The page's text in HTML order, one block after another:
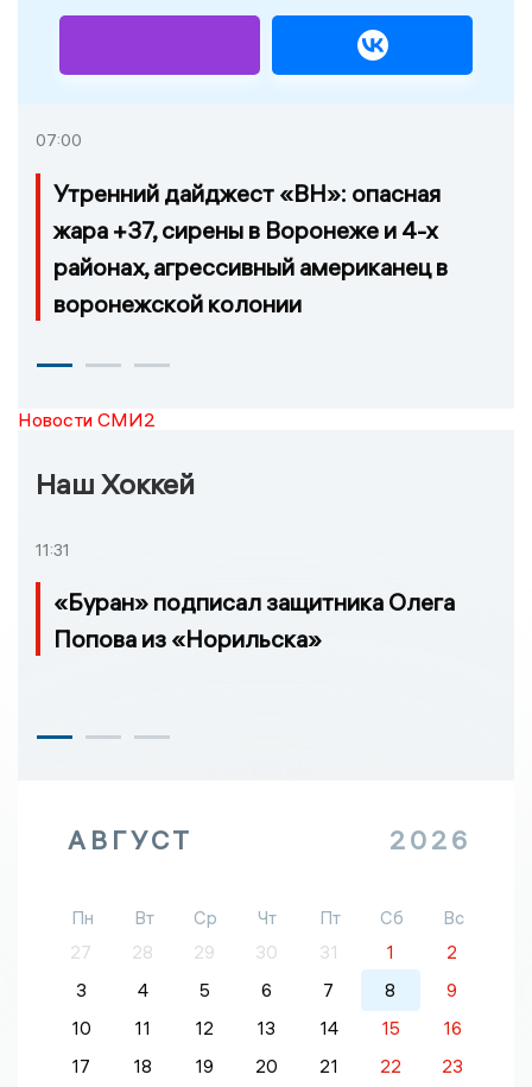
07:00
Утренний дайджест «ВН»: опасная
жара +37, сирены в Воронеже и 4-х
районах, агрессивный американец в
воронежской колонии
Новости СМИ2
Наш Хоккей
11:31
«Буран» подписал защитника Олега
Попова из «Норильска»
АВГУСТ 2026
Пн Вт Ср Чт Пт Сб
Вс
27
28 29 30 31 1
2
3
4 5 6 7 8
9
10
11 12 13 14 15
16
17
18 19 20 21 22 23